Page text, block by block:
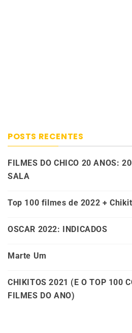
POSTS RECENTES
FILMES DO CHICO 20 ANOS:
SALA
Top 100 filmes de 2022 +
OSCAR 2022: INDICADOS
Marte Um
CHIKITOS 2021 (E O TOP 100
FILMES DO ANO)